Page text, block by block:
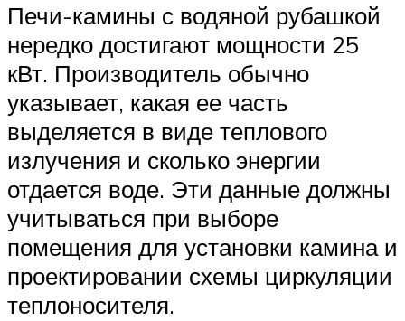
Печи-камины с водяной рубашкой
нередко достигают мощности 25
кВт. Производитель обычно
указывает, какая ее часть
выделяется в виде теплового
излучения и сколько энергии
отдается воде. Эти данные должны
учитываться при выборе
помещения для установки камина и
проектировании схемы циркуляции
теплоносителя.